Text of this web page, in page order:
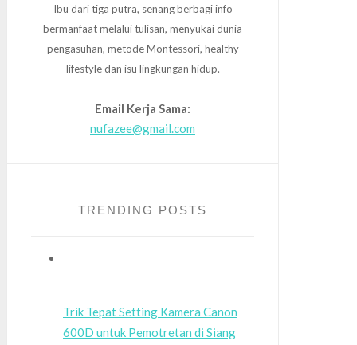
Ibu dari tiga putra, senang berbagi info
bermanfaat melalui tulisan, menyukai dunia
pengasuhan, metode Montessori, healthy
lifestyle dan isu lingkungan hidup.
Email Kerja Sama:
nufazee@gmail.com
TRENDING POSTS
Trik Tepat Setting Kamera Canon
600D untuk Pemotretan di Siang